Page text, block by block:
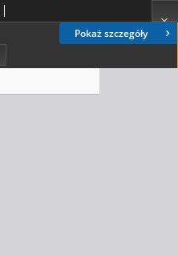
Pokaż szczegóły